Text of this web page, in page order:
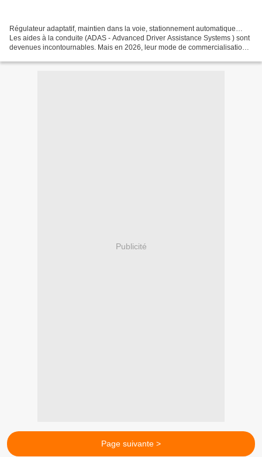
Régulateur adaptatif, maintien dans la voie, stationnement automatique…
Les aides à la conduite (ADAS - Advanced Driver Assistance Systems ) sont
devenues incontournables. Mais en 2026, leur mode de commercialisation
Publicité
Page suivante >